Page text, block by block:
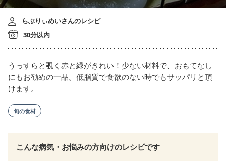
らぶりぃめいさんのレシピ
30分以内
うっすらと覗く赤と緑がきれい！少ない材料で、おもてなし
にもお勧めの一品。低脂質で食欲のない時でもサッパリと頂
けます。
旬の食材
こんな病気・お悩みの方向けのレシピです